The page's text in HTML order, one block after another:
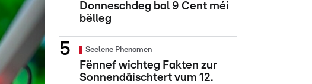
Donneschdeg bal 9 Cent méi
bëlleg
Seelene Phenomen
Fënnef wichteg Fakten zur
Sonnendäischtert vum 12.